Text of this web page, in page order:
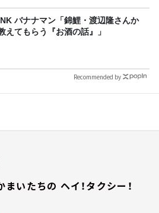
錦鯉・渡辺隆さんか
えてもらう『お酒の話』」
Recommended by
まいたちの ヘイ！タクシー！